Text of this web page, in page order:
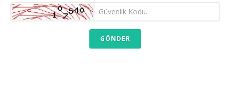
GÖNDER